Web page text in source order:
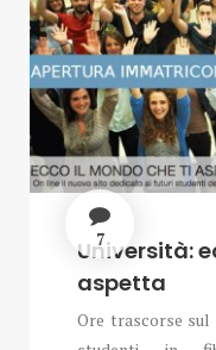
7
Università:
aspetta
Ore trascorse sul